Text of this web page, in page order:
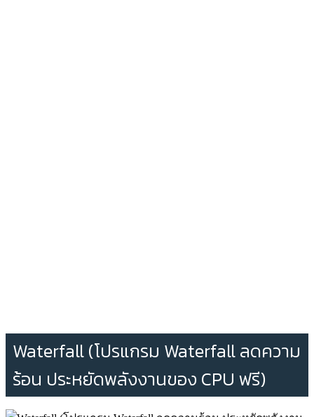
Waterfall (โปรแกรม Waterfall ลดความ
ร้อน ประหยัดพลังงานของ CPU ฟรี)